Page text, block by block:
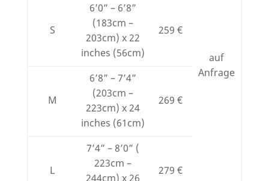
auf
Anfrage
S
6’0” – 6’8”
(183cm –
203cm) x 22
inches (56cm)
259 €
M
6’8” – 7’4”
(203cm –
223cm) x 24
inches (61cm)
269 €
L
7’4” – 8’0” (
223cm –
244cm) x 26
279 €